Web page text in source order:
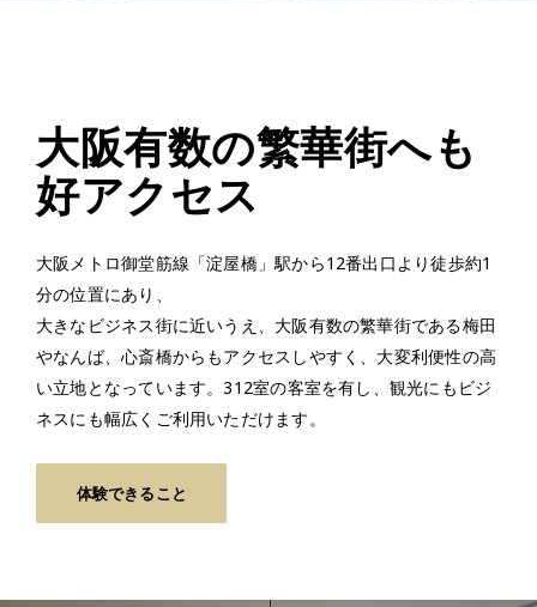
大阪有数の繁華街へも
好アクセス
大阪メトロ御堂筋線「淀屋橋」駅から12番出口より徒歩約1
分の位置にあり、
大きなビジネス街に近いうえ、大阪有数の繁華街である梅田
やなんば、心斎橋からもアクセスしやすく、大変利便性の高
い立地となっています。312室の客室を有し、観光にもビジ
ネスにも幅広くご利用いただけます。
体験できること